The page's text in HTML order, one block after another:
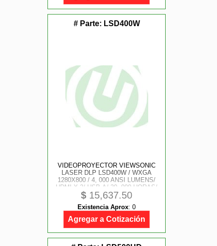
# Parte: LSD400W
VIDEOPROYECTOR VIEWSONIC
LASER DLP LSD400W / WXGA
1280X800 / 4, 000 ANSI LUMENS/
HDMI X 2/ USB-A/ 30, 000 HORAS/
USO 24 HORAS 7 DIAS / TIRO
NORMAL
$ 15,637.50
Existencia Aprox: 0
Agregar a Cotización